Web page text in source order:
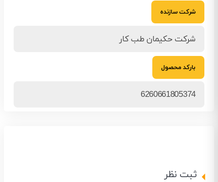
شرکت سازنده
شرکت حکیمان طب کار
بارکد محصول
6260661805374
ثبت نظر